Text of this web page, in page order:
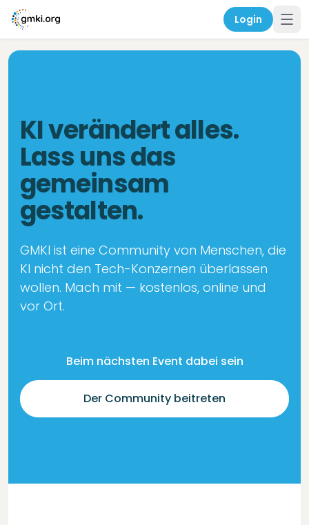
Login
KI verändert alles.
Lass uns das
gemeinsam
gestalten.
GMKI ist eine Community von Menschen, die
KI nicht den Tech-Konzernen überlassen
wollen. Mach mit — kostenlos, online und
vor Ort.
Beim nächsten Event dabei sein
Der Community beitreten